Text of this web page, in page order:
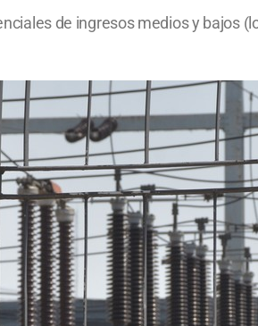
de ingresos medios y bajos